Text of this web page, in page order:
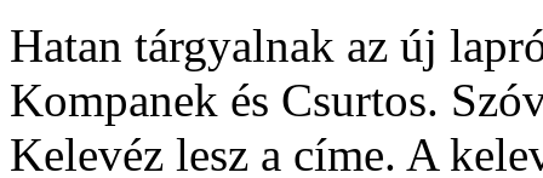
Hatan tárgyalnak az új
Kompanek és Csurtos.
Kelevéz lesz a címe. A